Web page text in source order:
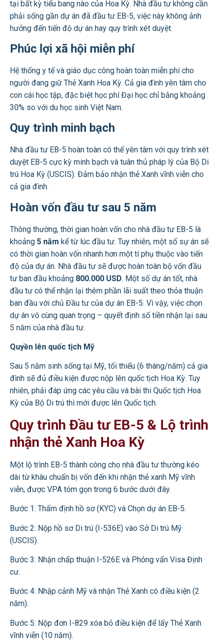
tại bất kỳ tiểu bang nào của Hoa Kỳ. Nhà đầu tư không cần
phải sống gần dự án đã đầu tư EB-5, việc này không ảnh
hưởng đến tiến độ dự án hay quy trình xét duyệt.
Phúc lợi xã hội miễn phí
Hệ thống y tế và giáo dục công hoàn toàn miễn phí cho
người đang giữ Thẻ Xanh Hoa Kỳ. Cả gia đình yên tâm cho
con cái học tập, đặc biệt học phí Đại học chỉ bằng khoảng
30% so với du học sinh Việt Nam.
Quy trình minh bạch
Nhà đầu tư EB-5 hoàn toàn có thể yên tâm với quy trình xét
duyệt EB-5 cực kỳ minh bạch và tuân thủ pháp lý của Bộ Di
trú Hoa Kỳ (USCIS). Đảm bảo nhận thẻ Xanh vĩnh viễn cho
cả gia đình.
Hoàn vốn đầu tư sau 5 năm
Thông thường, thời gian hoàn vốn cho nhà đầu tư EB-5 là
khoảng 5 năm kể từ lúc đầu tư. Tuy nhiên, một số sự án sẽ
có thời gian hoàn vốn nhanh hơn một tí phụ thuộc vào tiến
độ của dự án. Nhà đầu tư sẽ được hoàn toàn bộ vốn đầu
tư ban đầu khoảng 800.000 USD. Một số dự án tốt, nhà
đầu tư có thể nhận lại thêm phần lãi suất theo thỏa thuận
ban đầu với chủ Đầu tư của dự án EB-5. Vì vậy, việc chọn
dự án vô cùng quan trọng – quyết định số tiền nhận lại sau
5 năm của nhà đầu tư.
Quyền lên quốc tịch Mỹ
Sau 5 năm sinh sống tại Mỹ, tối thiểu (6 tháng/năm) cả gia
đình sẽ đủ điều kiện được nộp lên quốc tịch Hoa Kỳ. Tuy
nhiên, phải đáp ứng các yêu cầu và bài thi Quốc tịch Hoa
Kỳ của Bộ Di trú thì mới được lên Quốc tịch.
Quy trình Đầu tư EB-5 & Lộ trình
nhận thẻ Xanh Hoa Kỳ
Một lộ trình EB-5 thành công cho nhà đầu tư thường kéo
dài từ khâu chuẩn bị vốn đến khi nhận thẻ xanh Mỹ vĩnh
viễn, được VPA tóm gọn trong 6 bước dưới đây.
Bước 1: Thẩm định hồ sơ (KYC) và Chọn dự án EB-5.
Bước 2: Nộp hồ sơ Di trú (I-536E) vào Sở Di trú Mỹ
(USCIS).
Bước 3: Nhận chấp thuận I-526E và Phỏng vấn Visa Định
cư.
Bước 4: Nhập cảnh Mỹ và nhận Thẻ Xanh có điều kiện (2
năm).
Bước 5: Nộp đơn I-829 xóa bỏ điều kiện để lấy Thẻ Xanh
vĩnh viễn (10 năm).